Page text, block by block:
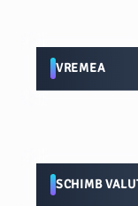
VREMEA
SCHIMB